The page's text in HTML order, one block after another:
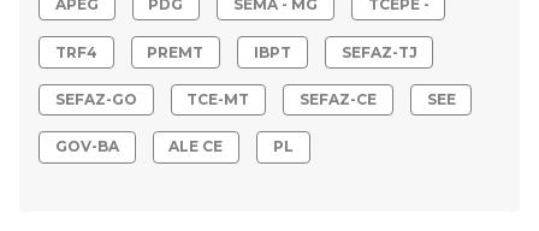
APEG PDG SEMA - MG TCEPE -
TRF4 PREMT IBPT SEFAZ-TJ
SEFAZ-GO TCE-MT SEFAZ-CE SEE
GOV-BA ALE CE PL